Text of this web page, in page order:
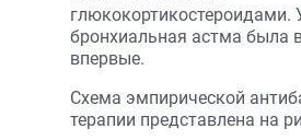
глюкокортикостероидами.
бронхиальная астма была
впервые.
Схема эмпирической
терапии представлена на